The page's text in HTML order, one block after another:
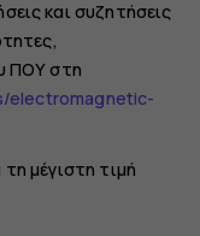
και συζητήσεις
ΠΟΥ στη
electromagnetic-
τη μέγιστη τιμή